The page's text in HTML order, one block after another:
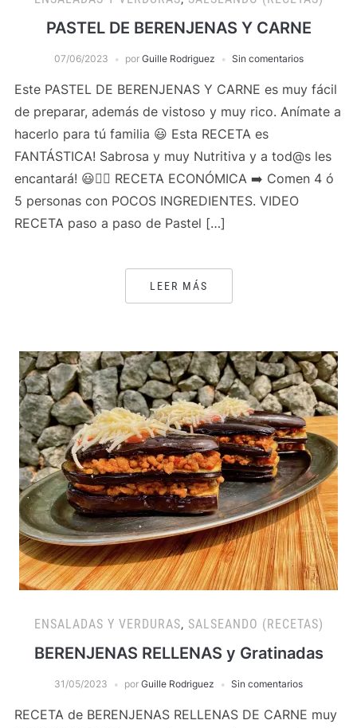
PASTEL DE BERENJENAS Y CARNE
07/06/2023 por Guille Rodriguez Sin comentarios
Este PASTEL DE BERENJENAS Y CARNE es muy fácil
de preparar, además de vistoso y muy rico. Anímate a
hacerlo para tú familia 😃 Esta RECETA es
FANTÁSTICA! Sabrosa y muy Nutritiva y a tod@s les
encantará! 😃👍🏻 RECETA ECONÓMICA ➡️ Comen 4 ó
5 personas con POCOS INGREDIENTES. VIDEO
RECETA paso a paso de Pastel […]
LEER MÁS
ENSALADAS Y VERDURAS, SALSEANDO (RECETAS)
BERENJENAS RELLENAS y Gratinadas
31/05/2023 por Guille Rodriguez Sin comentarios
RECETA de BERENJENAS RELLENAS DE CARNE muy